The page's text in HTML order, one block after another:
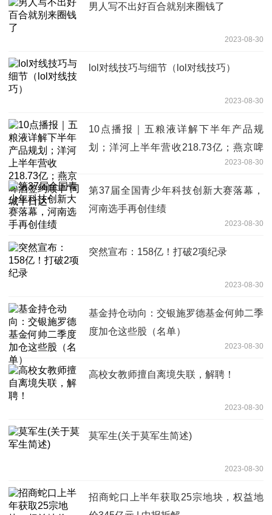
男️人写不出好百合就别来圈钱了
2023-08-30
lol对线技巧与细节（lol对线技巧）
2023-08-30
10点播报｜五粮液详解下半年产品规
划；洋河上半年营收218.73亿；燕京啤
2023-08-30
第37届全国青少年科技创新大赛落幕，
河南选手再创佳绩
2023-08-30
突然宣布：158亿！打破2项纪录
2023-08-30
基金持仓动向：交银施罗德基金何帅二季
度加仓这些股（名单）
2023-08-30
高校女教师擅自离境失联，解聘！
2023-08-30
莫军生(关于莫军生简述)
2023-08-30
招商蛇口上半年获取25宗地块，权益地